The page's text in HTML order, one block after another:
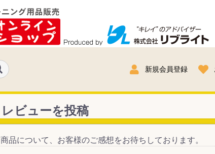
新規会員登録
レビューを投稿
商品について、お客様のご感想をお待ちしております。